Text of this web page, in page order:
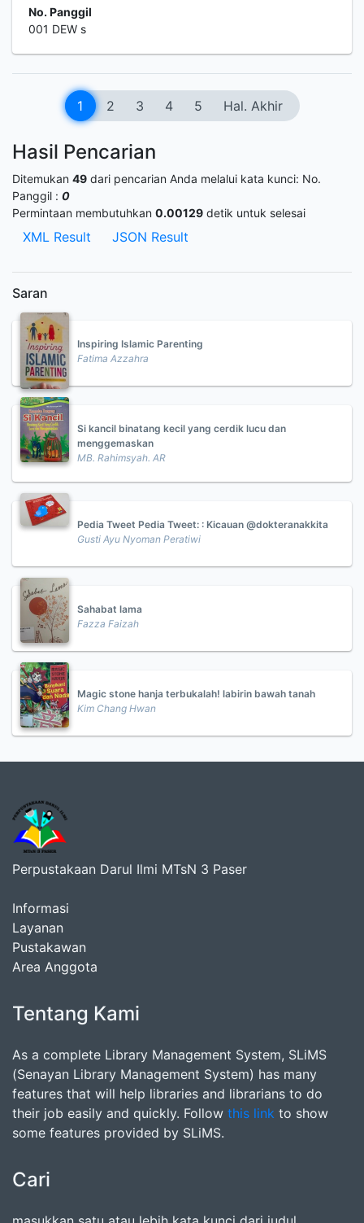
No. Panggil
001 DEW s
1 2 3 4 5 Hal. Akhir
Hasil Pencarian
Ditemukan 49 dari pencarian Anda melalui kata kunci: No.
Panggil : 0
Permintaan membutuhkan 0.00129 detik untuk selesai
XML Result JSON Result
Saran
Inspiring Islamic Parenting
Fatima Azzahra
Si kancil binatang kecil yang cerdik lucu dan
menggemaskan
MB. Rahimsyah. AR
Pedia Tweet Pedia Tweet: : Kicauan @dokteranakkita
Gusti Ayu Nyoman Peratiwi
Sahabat lama
Fazza Faizah
Magic stone hanja terbukalah! labirin bawah tanah
Kim Chang Hwan
Perpustakaan Darul Ilmi MTsN 3 Paser
Informasi
Layanan
Pustakawan
Area Anggota
Tentang Kami
As a complete Library Management System, SLiMS
(Senayan Library Management System) has many
features that will help libraries and librarians to do
their job easily and quickly. Follow this link to show
some features provided by SLiMS.
Cari